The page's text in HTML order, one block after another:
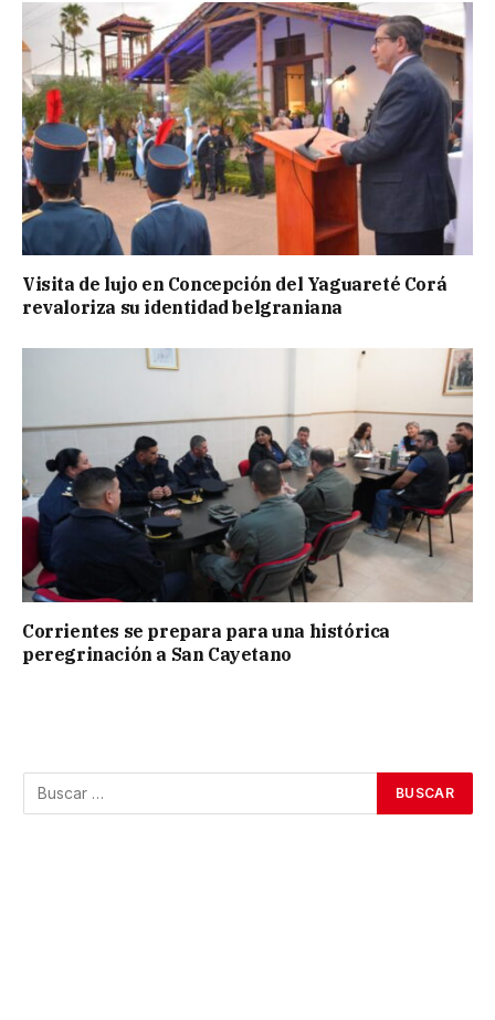
Visita de lujo en Concepción del Yaguareté Corá
revaloriza su identidad belgraniana
Corrientes se prepara para una histórica
peregrinación a San Cayetano